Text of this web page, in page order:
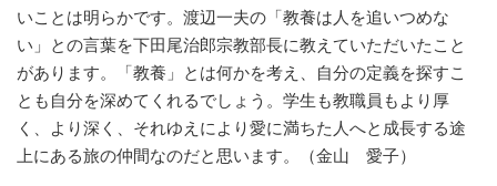
いことは明らかです。渡辺一夫の「教養は人を追いつめな
い」との言葉を下田尾治郎宗教部長に教えていただいたこと
があります。「教養」とは何かを考え、自分の定義を探すこ
とも自分を深めてくれるでしょう。学生も教職員もより厚
く、より深く、それゆえにより愛に満ちた人へと成長する途
上にある旅の仲間なのだと思います。（金山 愛子）